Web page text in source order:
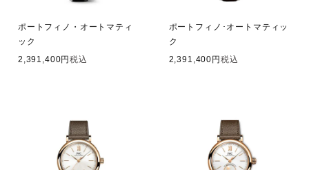
ポートフィノ・オートマティ
ック
2,391,400
税込
ポートフィノ･​オートマティッ
ク
2,391,400
税込